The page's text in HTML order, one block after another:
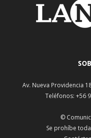
Av. Nueva Providencia
Teléfonos: +56
©
Se prohíbe